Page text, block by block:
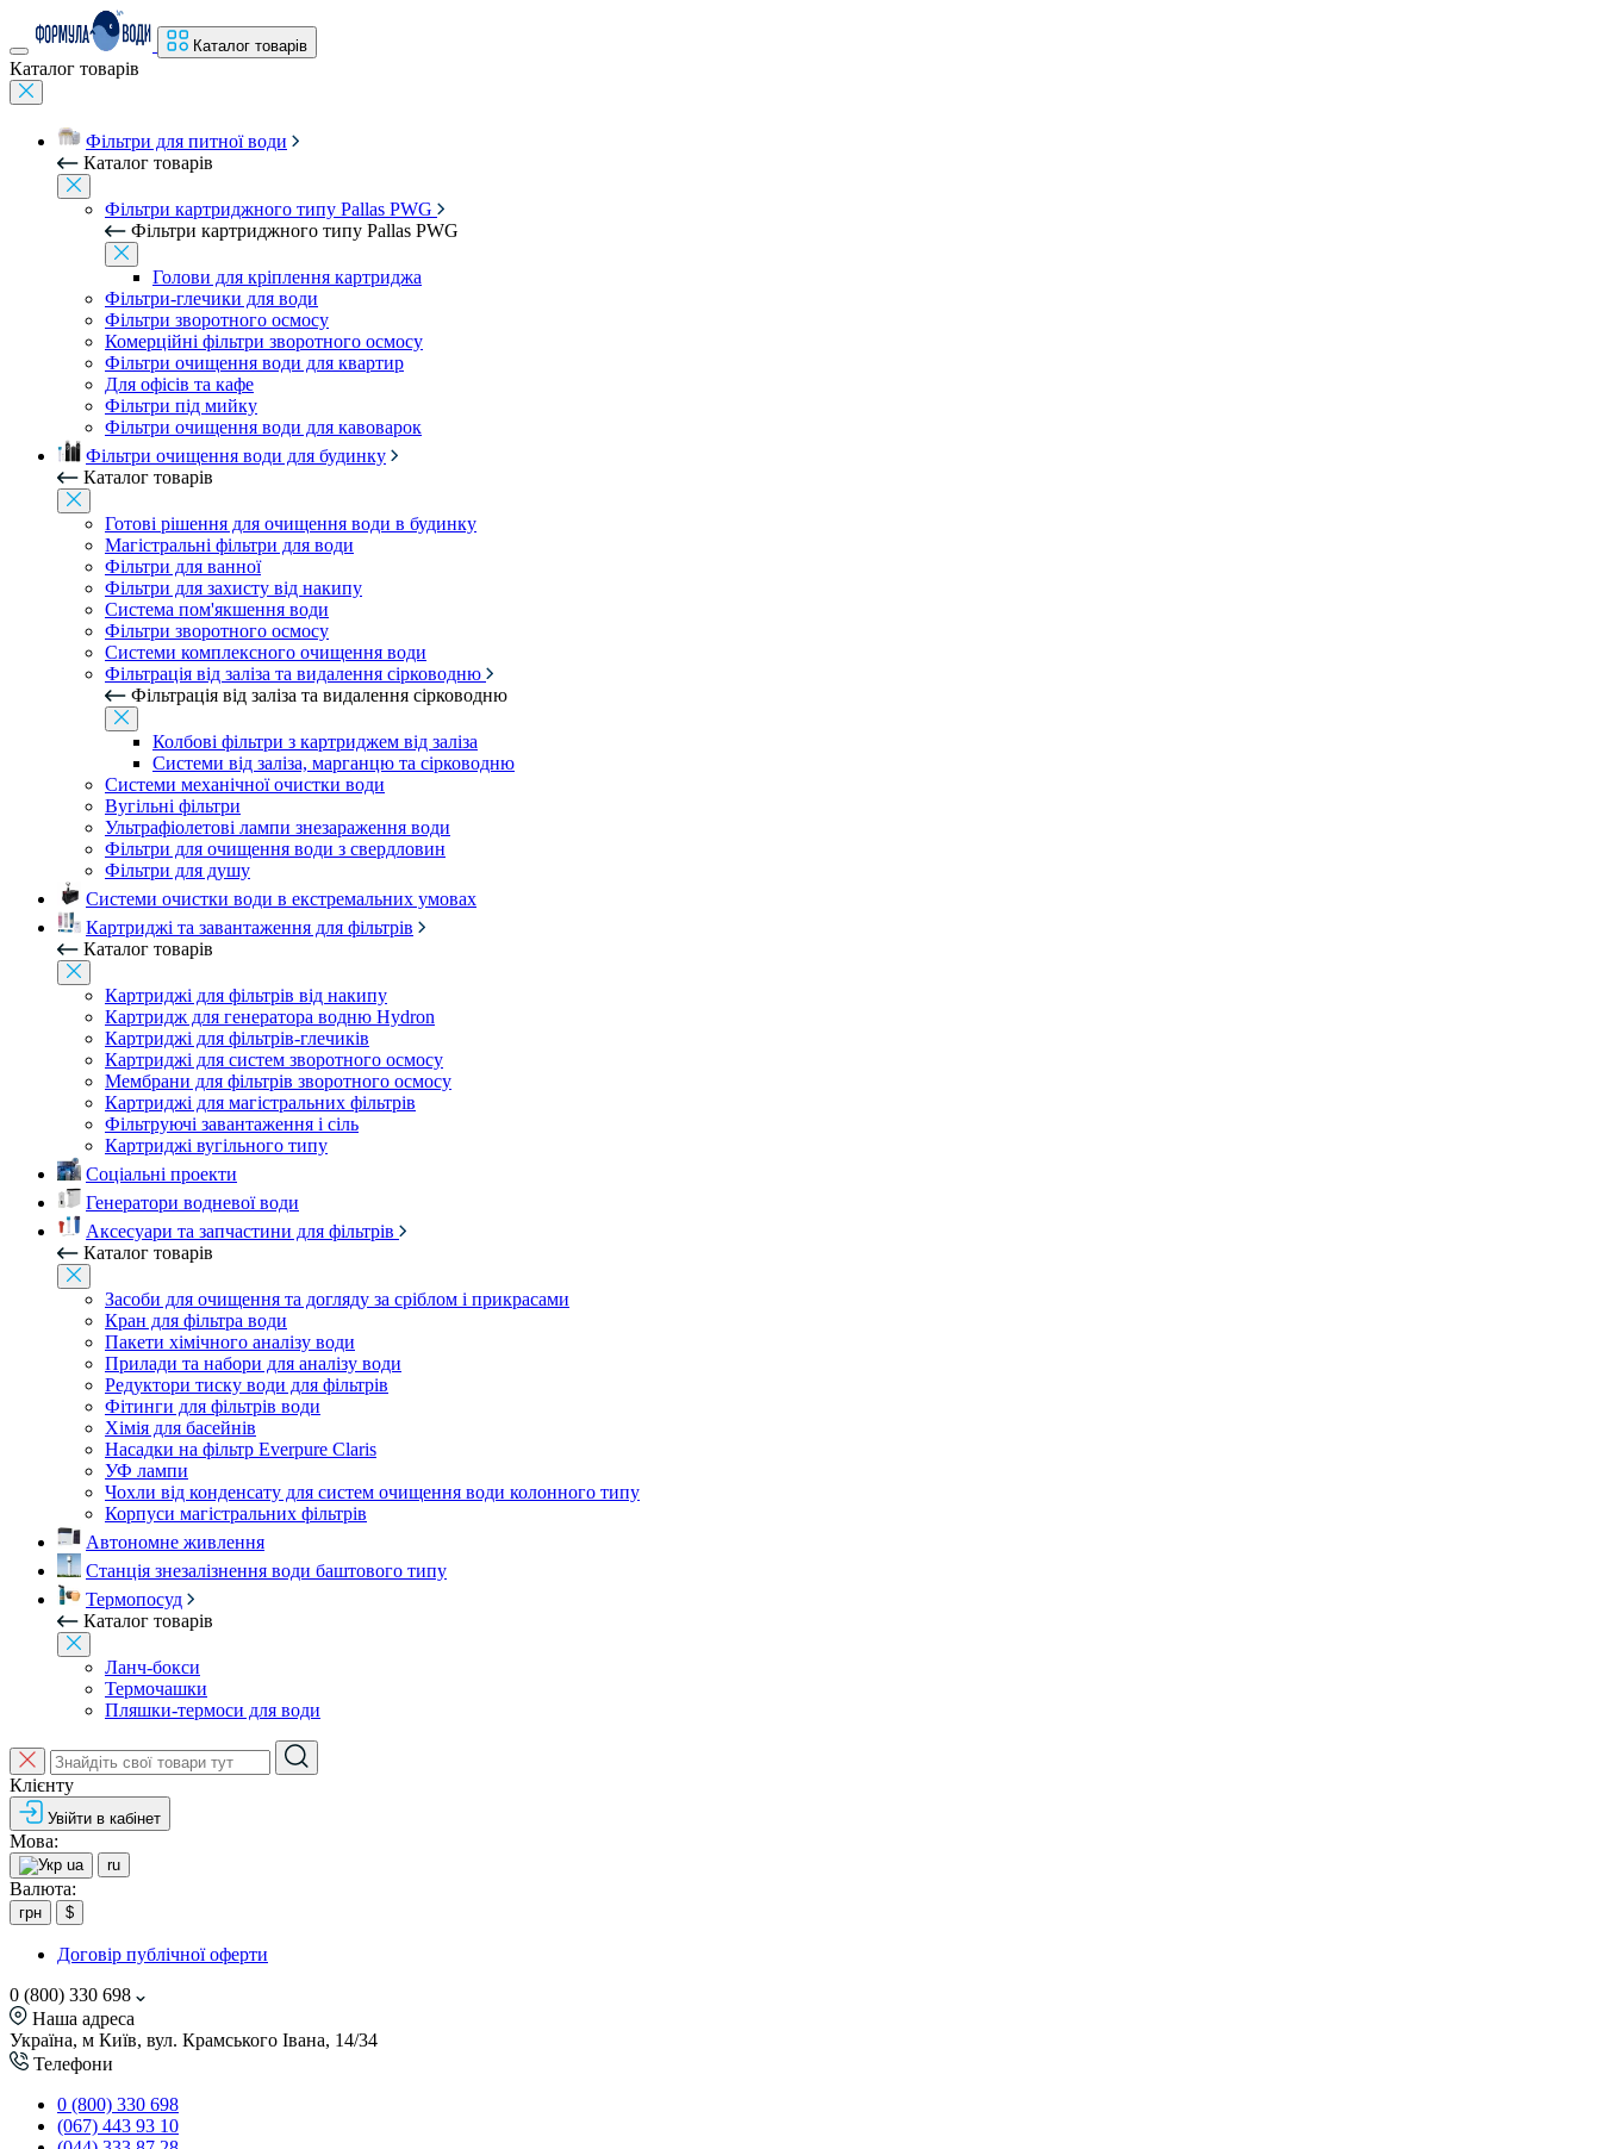
Каталог товарів
Каталог товарів
Фільтри для питної води
Каталог товарів
Фільтри картриджного типу Pallas PWG
Фільтри картриджного типу Pallas PWG
Голови для кріплення картриджа
Фільтри-глечики для води
Фільтри зворотного осмосу
Комерційні фільтри зворотного осмосу
Фільтри очищення води для квартир
Для офісів та кафе
Фільтри під мийку
Фільтри очищення води для кавоварок
Фільтри очищення води для будинку
Каталог товарів
Готові рішення для очищення води в будинку
Магістральні фільтри для води
Фільтри для ванної
Фільтри для захисту від накипу
Система пом'якшення води
Фільтри зворотного осмосу
Системи комплексного очищення води
Фільтрація від заліза та видалення сірководню
Фільтрація від заліза та видалення сірководню
Колбові фільтри з картриджем від заліза
Системи від заліза, марганцю та сірководню
Системи механічної очистки води
Вугільні фільтри
Ультрафіолетові лампи знезараження води
Фільтри для очищення води з свердловин
Фільтри для душу
Системи очистки води в екстремальних умовах
Картриджі та завантаження для фільтрів
Каталог товарів
Картриджі для фільтрів від накипу
Картридж для генератора водню Hydron
Картриджі для фільтрів-глечиків
Картриджі для систем зворотного осмосу
Мембрани для фільтрів зворотного осмосу
Картриджі для магістральних фільтрів
Фільтруючі завантаження і сіль
Картриджі вугільного типу
Соціальні проекти
Генератори водневої води
Аксесуари та запчастини для фільтрів
Каталог товарів
Засоби для очищення та догляду за сріблом і прикрасами
Кран для фільтра води
Пакети хімічного аналізу води
Прилади та набори для аналізу води
Редуктори тиску води для фільтрів
Фітинги для фільтрів води
Хімія для басейнів
Насадки на фільтр Everpure Claris
УФ лампи
Чохли від конденсату для систем очищення води колонного типу
Корпуси магістральних фільтрів
Автономне живлення
Станція знезалізнення води баштового типу
Термопосуд
Каталог товарів
Ланч-бокси
Термочашки
Пляшки-термоси для води
Клієнту
Увійти в кабінет
Мова:
ua ru
Валюта:
грн $
Договір публічної оферти
0 (800) 330 698
Наша адреса
Україна, м Київ, вул. Крамського Івана, 14/34
Телефони
0 (800) 330 698
(067) 443 93 10